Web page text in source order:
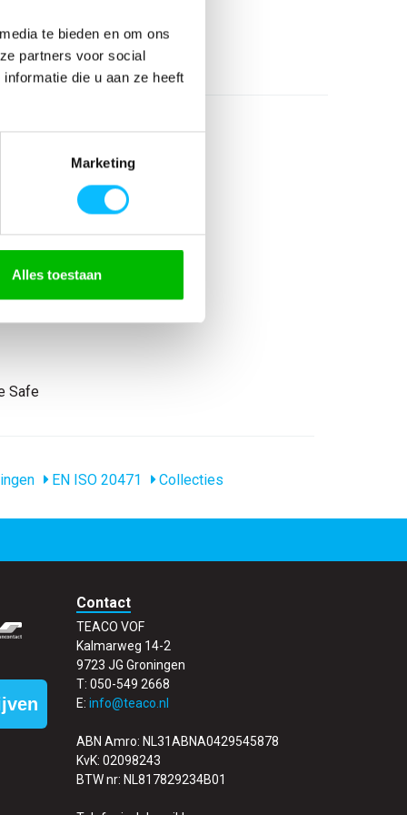
te bieden en om ons
partners voor social
die u aan ze heeft
Marketing
Alles toestaan
elastaan
Safe
EN ISO 20471 Collecties
Contact
TEACO VOF
Kalmarweg 14-2
9723 JG Groningen
T: 050-549 2668
E: info@teaco.nl
ABN Amro: NL31ABNA0429545878
KvK: 02098243
BTW nr: NL817829234B01